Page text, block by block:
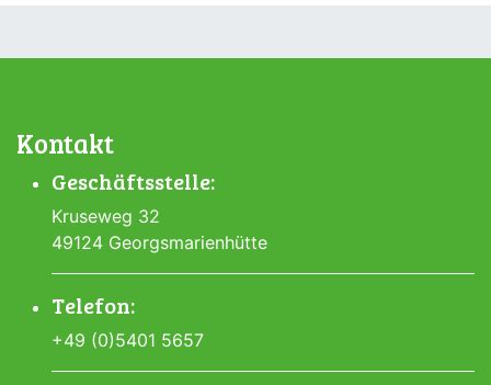
Kontakt
Geschäftsstelle:
Kruseweg 32
49124 Georgsmarienhütte
Telefon:
+49 (0)5401 5657